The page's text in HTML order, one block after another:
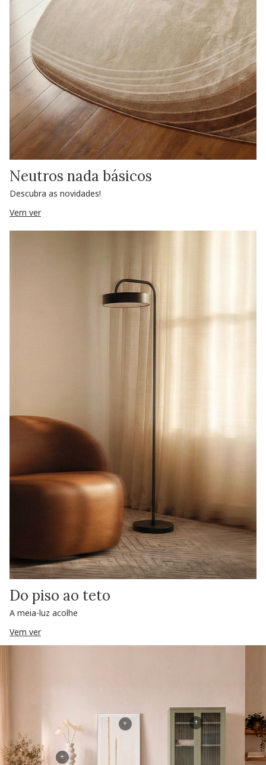
Neutros nada básicos
Descubra as novidades!
Vem ver
Do piso ao teto
A meia-luz acolhe
Vem ver
+
+
+